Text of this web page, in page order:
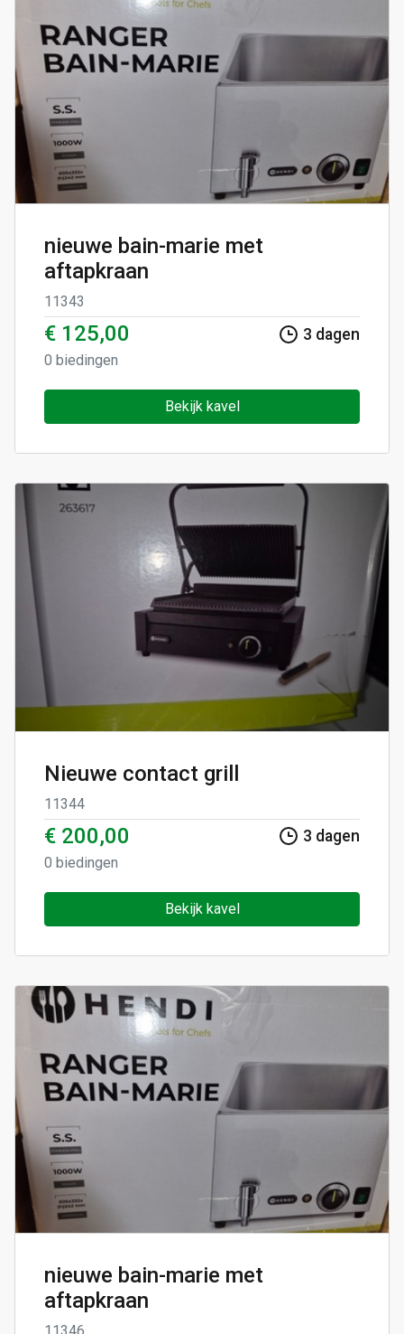
nieuwe bain-marie met
aftapkraan
11343
€ 125,00
0 biedingen
3 dagen
Bekijk kavel
Nieuwe contact grill
11344
€ 200,00
0 biedingen
3 dagen
Bekijk kavel
nieuwe bain-marie met
aftapkraan